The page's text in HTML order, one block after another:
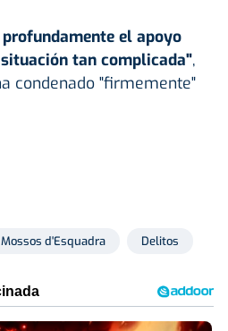
el apoyo
tan complicada",
condenado "firmemente"
Mossos d'Esquadra Delitos